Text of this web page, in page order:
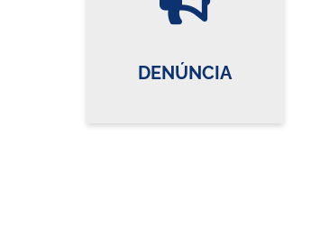
DENÚNCIA